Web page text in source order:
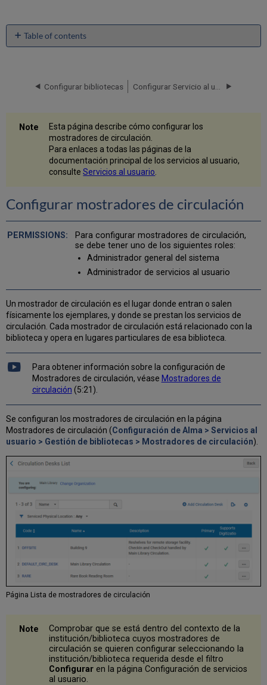
Table of contents
circulación
mostrador
de
circulación
Configurar bibliotecas
Esta página describe cómo configurar los
mostradores de circulación.
Para enlaces a todas las páginas de la
documentación principal de los servicios al usuario,
consulteServicios al usuario.
Configurar mostradores de circulación
Para configurar mostradores de circulación,
se debe tener uno de los siguientes roles:
Administrador general del sistema
Administrador de servicios al usuario
Un mostrador de circulación es el lugar donde entran o salen
físicamente los ejemplares, y donde se prestan los servicios de
circulación. Cada mostrador de circulación está relacionado con la
biblioteca y opera en lugares particulares de esa biblioteca.
Para obtener información sobre la configuración de
Mostradores de circulación, véase Mostradores de
circulación (5:21).
Se configuran los mostradores de circulación en la página
Mostradores de circulación (Configuración de Alma > Servicios al
usuario > Gestión de bibliotecas > Mostradores de circulación).
Página Lista de mostradores de circulación
Comprobar que se está dentro del contexto de la
institución/biblioteca cuyos mostradores de
circulación se quieren configurar seleccionando la
institución/biblioteca requerida desde el filtro
Configurar en la página Configuración de servicios
al usuario.